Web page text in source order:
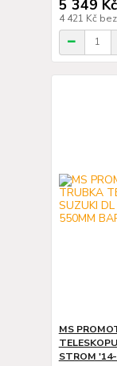
5 349 Kč
4 421 Kč
MS
STROM